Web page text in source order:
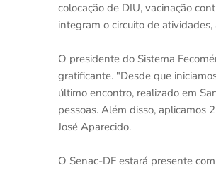
colocação de DIU, vacinação
integram o circuito de
O presidente do Sistema
gratificante. "Desde que
último encontro, realizado em
pessoas. Além disso, aplicamos
José Aparecido.
O Senac-DF estará presente